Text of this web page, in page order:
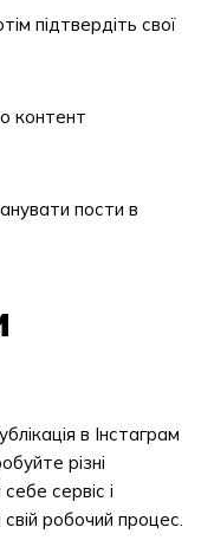
підтвердіть свої
контент
пости в
в Інстаграм
різні
сервіс і
робочий процес.